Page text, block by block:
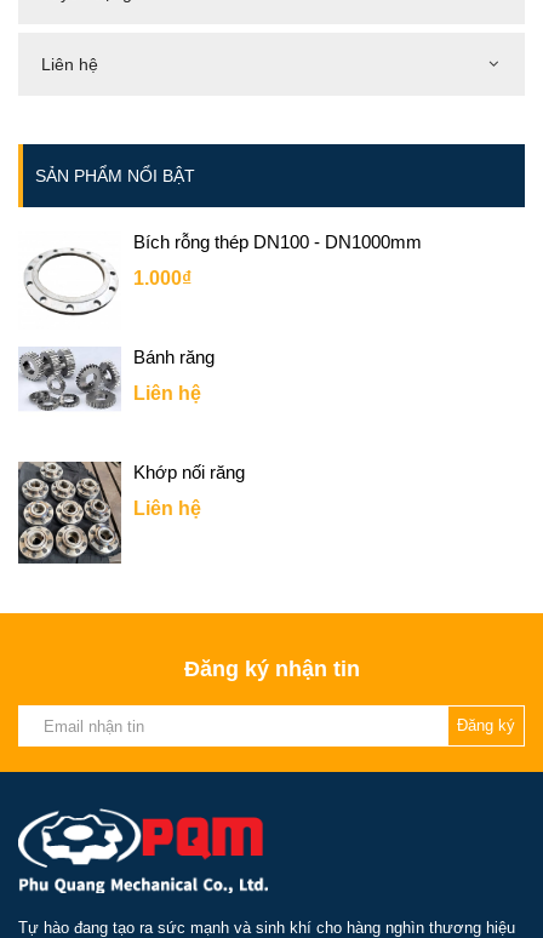
Liên hệ
SẢN PHẨM NỔI BẬT
Bích rỗng thép DN100 - DN1000mm
1.000₫
Bánh răng
Liên hệ
Khớp nối răng
Liên hệ
Đăng ký nhận tin
Đăng ký
Tự hào đang tạo ra sức mạnh và sinh khí cho hàng nghìn thương hiệu